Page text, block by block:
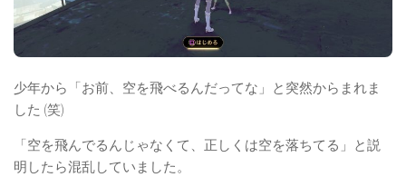
少年から「お前、空を飛べるんだってな」と突然からまれま
した (笑)
「空を飛んでるんじゃなくて、正しくは空を落ちてる」と説
明したら混乱していました。